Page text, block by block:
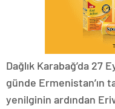
Dağlık Karabağ’da 27
günde Ermenistan’ın
yenilginin ardından